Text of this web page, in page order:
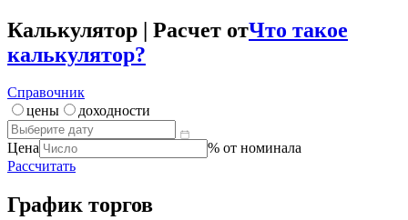
Калькулятор | Расчет отЧто такое
калькулятор?
Справочник
цены
доходности
Цена
% от номинала
Рассчитать
График торгов